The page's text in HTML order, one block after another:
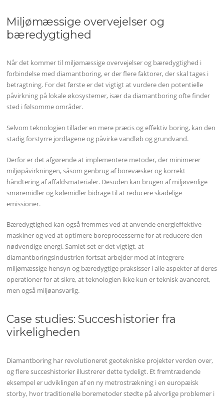
Miljømæssige overvejelser og
bæredygtighed
Når det kommer til miljømæssige overvejelser og bæredygtighed i
forbindelse med diamantboring, er der flere faktorer, der skal tages i
betragtning. For det første er det vigtigt at vurdere den potentielle
påvirkning på lokale økosystemer, især da diamantboring ofte finder
sted i følsomme områder.
Selvom teknologien tillader en mere præcis og effektiv boring, kan den
stadig forstyrre jordlagene og påvirke vandløb og grundvand.
Derfor er det afgørende at implementere metoder, der minimerer
miljøpåvirkningen, såsom genbrug af borevæsker og korrekt
håndtering af affaldsmaterialer. Desuden kan brugen af miljøvenlige
smøremidler og kølemidler bidrage til at reducere skadelige
emissioner.
Bæredygtighed kan også fremmes ved at anvende energieffektive
maskiner og ved at optimere boreprocesserne for at reducere den
nødvendige energi. Samlet set er det vigtigt, at
diamantboringsindustrien fortsat arbejder mod at integrere
miljømæssige hensyn og bæredygtige praksisser i alle aspekter af deres
operationer for at sikre, at teknologien ikke kun er teknisk avanceret,
men også miljøansvarlig.
Case studies: Succeshistorier fra
virkeligheden
Diamantboring har revolutioneret geotekniske projekter verden over,
og flere succeshistorier illustrerer dette tydeligt. Et fremtrædende
eksempel er udviklingen af en ny metrostrækning i en europæisk
storby, hvor traditionelle boremetoder stødte på alvorlige problemer i